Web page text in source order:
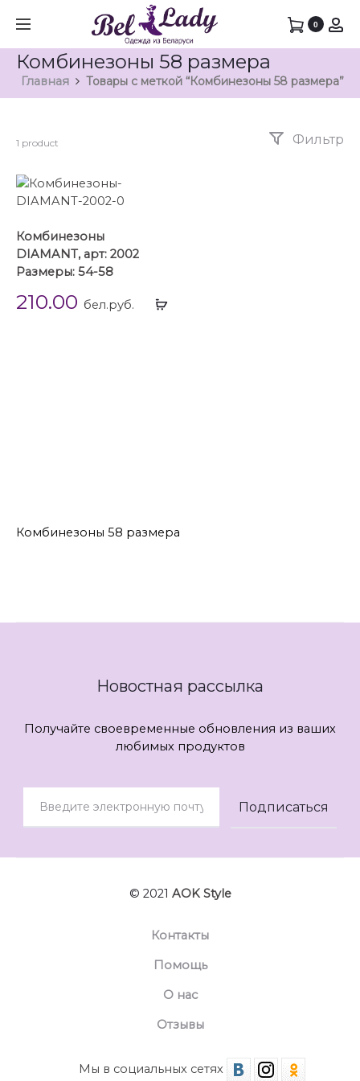
0
Комбинезоны 58 размера
Главная Товары с меткой “Комбинезоны 58 размера”
1 product Фильтр
Выбрать
Комбинезоны
DIAMANT, арт: 2002
Размеры: 54-58
210.00 бел.руб.
Комбинезоны 58 размера
Новостная рассылка
Получайте своевременные обновления из ваших
любимых продуктов
© 2021 AOK Style
Контакты
Помощь
О нас
Отзывы
Мы в социальных сетях